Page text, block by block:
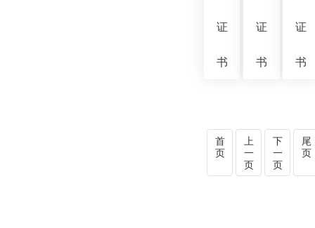
证
书
证
书
证
书
首
页
上
一
页
下
一
页
尾
页